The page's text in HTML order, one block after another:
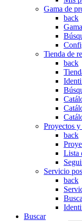
Gama de
back
Tienda de
back
Proyectos
back
Lista
Servicio
back
Buscar